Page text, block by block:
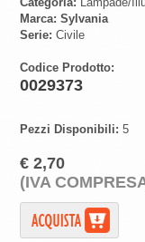
Marca: Sylvania
Serie: Civile
Codice Prodotto:
0029373
Pezzi Disponibili: 5
€ 2,70
(IVA